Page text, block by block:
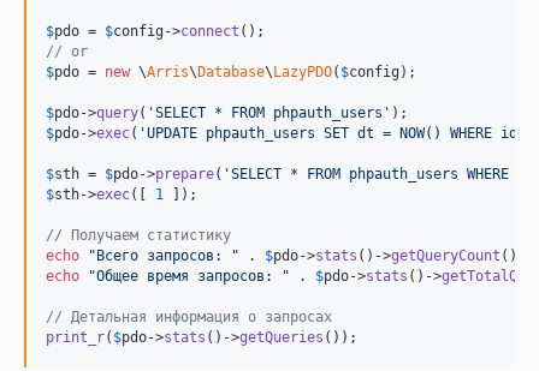
$pdo = $config ->connect
// or
$pdo = new \Arris\Database\LazyPDO( $config );
$pdo->query( 'SELECT * FROM phpauth_users '
$pdo->exec( 'UPDATE phpauth_users SET dt = NOW() WHERE id
$sth = $pdo->prepare( 'SELECT * FROM phpauth_users WHERE
$sth->exec([ 1 ]);
// Получаем статистику
echo
"Всего запросов: " . $pdo->stats ()->getQueryCount ()
echo
"Общее время запросов: " . $pdo->stats ()->
// Детальная информация о запросах
print_r( $pdo->stats ()->getQueries ());